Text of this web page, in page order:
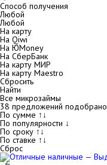
Способ получения
Любой
Любой
На карту
На Qiwi
На ЮMoney
На СберБанк
На карту МИР
На карту Maestro
Сбросить
Найти
Все микрозаймы
38 предложений подобрано
По сумме ↑↓
По популярности ↓
По сроку ↑↓
По ставке ↑↓
Сброс